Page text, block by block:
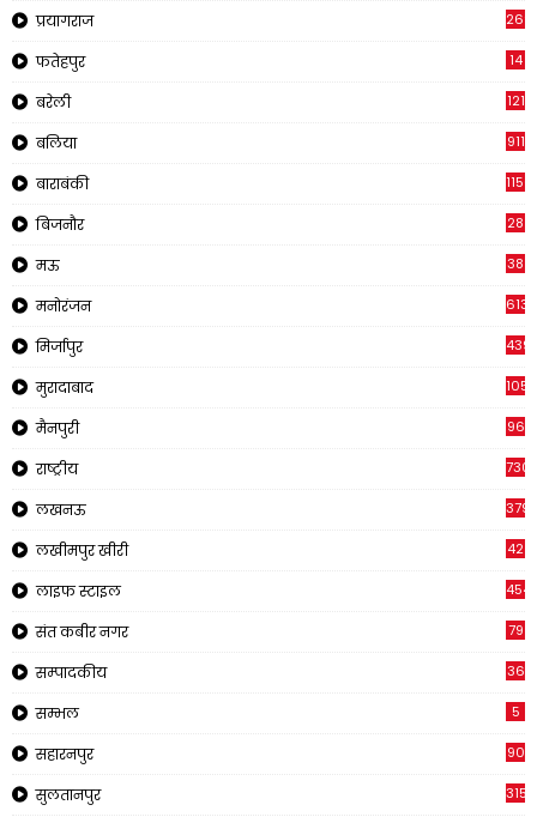
प्रयागराज 269
फतेहपुर 14
बरेली 121
बलिया 911
बाराबंकी 1150
बिजनौर 28
मऊ 38
मनोरंजन 613
मिर्जापुर 439
मुरादाबाद 1054
मैनपुरी 96
राष्ट्रीय
लखनऊ 3793
लखीमपुर खीरी 42
लाइफ स्टाइल 454
संत कबीर नगर 79
सम्पादकीय 36
सम्भल 5
सहारनपुर 90
सुलतानपुर 315